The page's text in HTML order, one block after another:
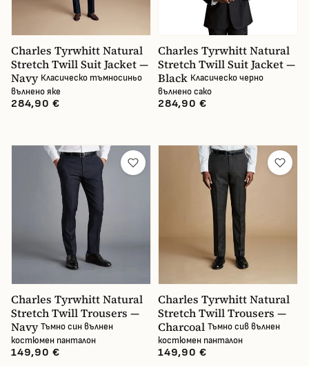
Charles Tyrwhitt Natural
Stretch Twill Suit Jacket —
Navy Класическо тъмносиньо
вълнено яке
284,90 €
Charles Tyrwhitt Natural
Stretch Twill Suit Jacket —
Black Класическо черно
вълнено сако
284,90 €
Charles Tyrwhitt Natural
Stretch Twill Trousers —
Navy Тъмно син вълнен
костюмен панталон
149,90 €
Charles Tyrwhitt Natural
Stretch Twill Trousers —
Charcoal Тъмно сив вълнен
костюмен панталон
149,90 €